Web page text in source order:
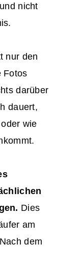
nicht
nur den
Fotos
darüber
dauert,
wie
Dies
am
dem